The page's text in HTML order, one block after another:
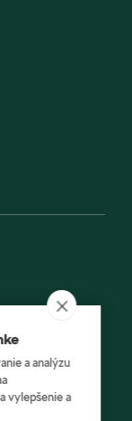
a analýzu
vylepšenie a